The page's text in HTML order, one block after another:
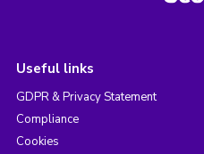
Useful links
GDPR & Privacy Statement
Compliance
Cookies